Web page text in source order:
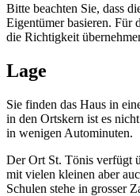
Bitte beachten Sie, dass
Eigentümer basieren. Für
die Richtigkeit
Lage
Sie finden das Haus in
in den Ortskern ist es
in wenigen Autominuten.
Der Ort St. Tönis verfügt
mit vielen kleinen aber
Schulen stehe in grosser